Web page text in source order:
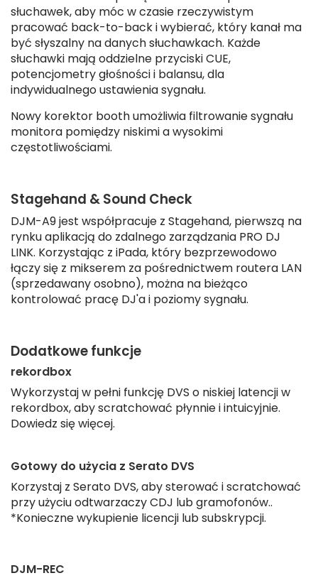
słuchawek, aby móc w czasie rzeczywistym
pracować back-to-back i wybierać, który kanał ma
być słyszalny na danych słuchawkach. Każde
słuchawki mają oddzielne przyciski CUE,
potencjometry głośności i balansu, dla
indywidualnego ustawienia sygnału.
Nowy korektor booth umożliwia filtrowanie sygnału
monitora pomiędzy niskimi a wysokimi
częstotliwościami.
Stagehand & Sound Check
DJM-A9 jest współpracuje z Stagehand, pierwszą na
rynku aplikacją do zdalnego zarządzania PRO DJ
LINK. Korzystając z iPada, który bezprzewodowo
łączy się z mikserem za pośrednictwem routera LAN
(sprzedawany osobno), można na bieżąco
kontrolować pracę DJ'a i poziomy sygnału.
Dodatkowe funkcje
rekordbox
Wykorzystaj w pełni funkcję DVS o niskiej latencji w
rekordbox, aby scratchować płynnie i intuicyjnie.
Dowiedz się więcej.
Gotowy do użycia z Serato DVS
Korzystaj z Serato DVS, aby sterować i scratchować
przy użyciu odtwarzaczy CDJ lub gramofonów..
*Konieczne wykupienie licencji lub subskrypcji.
DJM-REC